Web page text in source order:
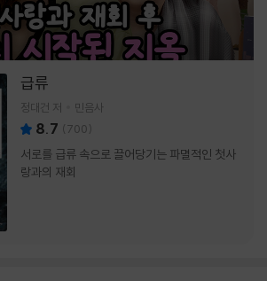
급류
정대건 저 민음사
8.7 (700)
서로를 급류 속으로 끌어당기는 파멸적인 첫사
랑과의 재회